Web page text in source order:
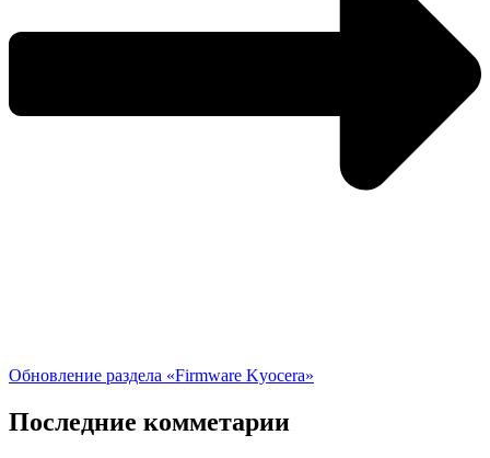
Обновление раздела «Firmware Kyocera»
Последние комметарии